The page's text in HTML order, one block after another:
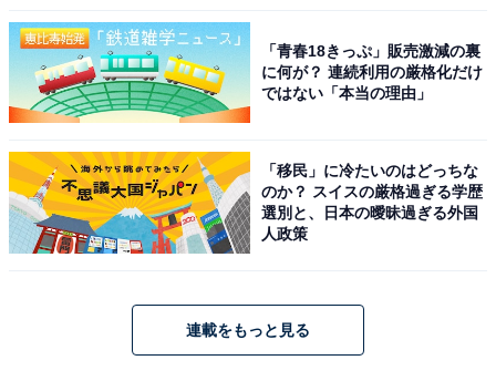
「青春18きっぷ」販売激減の裏
に何が？ 連続利用の厳格化だけ
ではない「本当の理由」
「移民」に冷たいのはどっちな
のか？ スイスの厳格過ぎる学歴
選別と、日本の曖昧過ぎる外国
人政策
連載をもっと見る